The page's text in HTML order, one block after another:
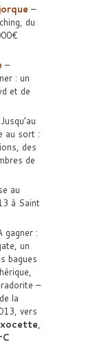
–
du
–
: un
et de
au sort :
des
de
au
à Saint
gagner :
un
bagues
–
la
vers
,